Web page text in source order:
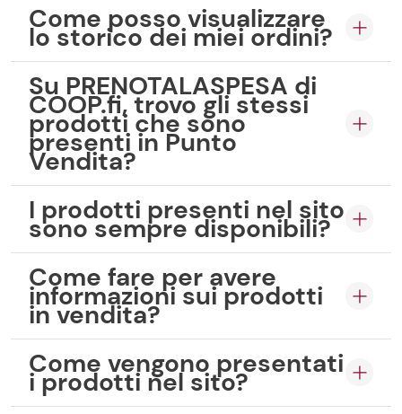
Come posso visualizzare
lo storico dei miei ordini?
Su PRENOTALASPESA di
COOP.fi, trovo gli stessi
prodotti che sono
presenti in Punto
Vendita?
I prodotti presenti nel sito
sono sempre disponibili?
Come fare per avere
informazioni sui prodotti
in vendita?
Come vengono presentati
i prodotti nel sito?